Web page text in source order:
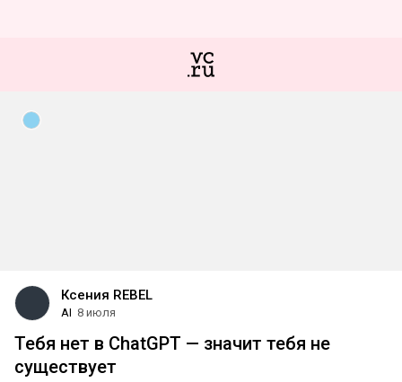
Ксения REBEL
AI 8 июля
Тебя нет в ChatGPT — значит тебя не
существует